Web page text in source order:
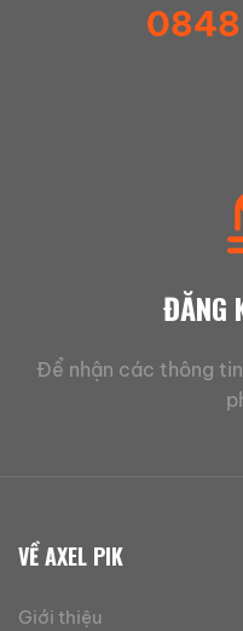
ĐĂNG
Để nhận các thông
VỀ AXEL PIK
Giới thiệu